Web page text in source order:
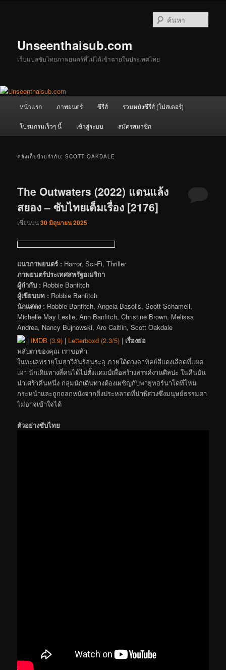
Unseenthaisub.com
เว็บแปลซับไทยภาพยนตร์ที่ไม่ได้เข้าฉายในประเทศไทย
หน้าแรก ภาพยนตร์ ซีรีส์ รวมหนังซีรีส์ (โปสเตอร์)
โปรแกรมเร็วๆ นี้ เข้าสู่ระบบ สมัครสมาชิก
คลังเก็บป้ายกำกับ:SCOTT OAKDALE
The Outwaters (2022) แดนแล้ง
สยอง – ซับไทยเต็มเรื่อง [2176]
เขียนบน30 มิถุนายน 2025
แนวภาพยนตร์ : Horror, Sci-Fi, Thriller
ภาพยนตร์ประเทศสหรัฐอเมริกา
ผู้กำกับ : Robbie Banfitch
ผู้เขียนบท : Robbie Banfitch
นักแสดง : Robbie Banfitch, Angela Basolis, Scott Schamell,
Michelle May Leslie, Ann Banfitch, Christine Brown, Melissa
Andrea, Nancy Bujnowski, Aro Caitlin, Scott Oakdale
| IMDB (3.9) | Letterboxd (2.3/5) | เรื่องย่อ
หลับตาของคุณ เราขอท้า
ในทะเลทรายโมฮาวีอันร้อนระอุ ภายใต้ดวงอาทิตย์สีแดงเลือดที่แผด
เผา นักเดินทางสี่คนได้ไปตั้งแคมป์เพื่อสร้างสรรค์งานศิลปะ ในคืนอัน
น่าเศร้าคืนหนึ่ง กลุ่มนักเดินทางต้องเผชิญกับพายุทอร์นาโดที่โหม
กระหน่ำและถูกถลกหนังจากสิ่งประหลาดที่น่าพิศวงซึ่งมนุษย์ธรรมดา
ไม่อาจเข้าใจได้
ตัวอย่างซับไทย